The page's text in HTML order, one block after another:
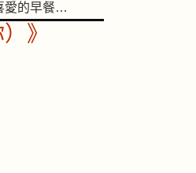
愛的早餐…
》